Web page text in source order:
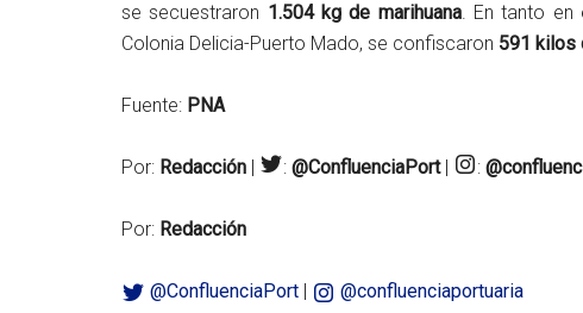
se secuestraron 1.504 kg de marihuana. En tanto en
Colonia Delicia-Puerto Mado, se confiscaron 591 kilos
Fuente: PNA
Por: Redacción | : @ConfluenciaPort| :
Por: Redacción
@ConfluenciaPort | @confluenciaportuaria